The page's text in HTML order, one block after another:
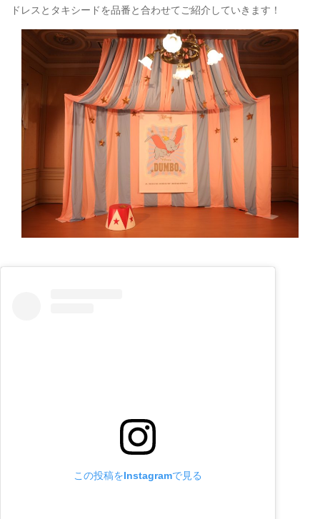
ドレスとタキシードを品番と合わせてご紹介していきます！
この投稿をInstagramで見る